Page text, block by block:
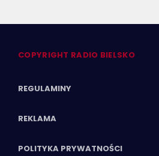
COPYRIGHT RADIO BIELSKO
REGULAMINY
REKLAMA
POLITYKA PRYWATNOŚCI